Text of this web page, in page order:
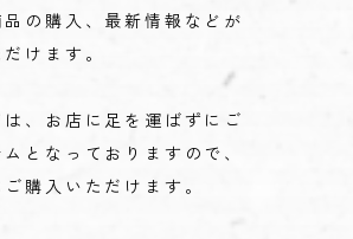
の購入、最新情報などが
けます。
、お店に足を運ばずにご
となっておりますので、
購入いただけます。